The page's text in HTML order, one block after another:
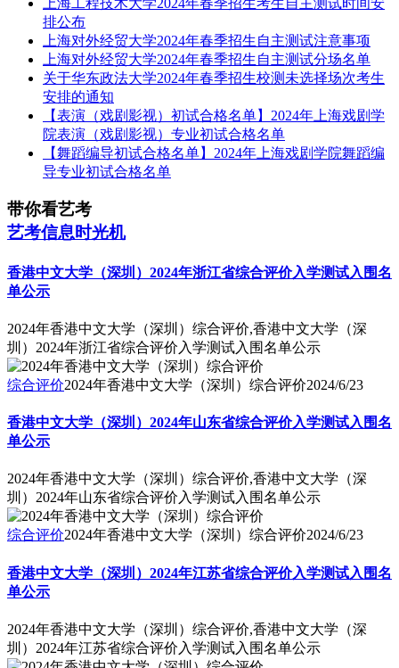
排公布
上海对外经贸大学2024年春季招生自主测试注意事项
上海对外经贸大学2024年春季招生自主测试分场名单
关于华东政法大学2024年春季招生校测未选择场次考生
安排的通知
【表演（戏剧影视）初试合格名单】2024年上海戏剧学
院表演（戏剧影视）专业初试合格名单
【舞蹈编导初试合格名单】2024年上海戏剧学院舞蹈编
导专业初试合格名单
带你看艺考
艺考信息时光机
香港中文大学（深圳）2024年浙江省综合评价入学测试入围名
单公示
2024年香港中文大学（深圳）综合评价,香港中文大学（深
圳）2024年浙江省综合评价入学测试入围名单公示
综合评价2024年香港中文大学（深圳）综合评价2024/6/23
香港中文大学（深圳）2024年山东省综合评价入学测试入围名
单公示
2024年香港中文大学（深圳）综合评价,香港中文大学（深
圳）2024年山东省综合评价入学测试入围名单公示
综合评价2024年香港中文大学（深圳）综合评价2024/6/23
香港中文大学（深圳）2024年江苏省综合评价入学测试入围名
单公示
2024年香港中文大学（深圳）综合评价,香港中文大学（深
圳）2024年江苏省综合评价入学测试入围名单公示